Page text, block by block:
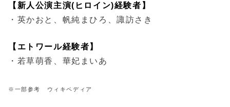
【新人公演主演(ヒロイン)経験者】
・英かおと、帆純まひろ、諏訪さき
【エトワール経験者】
・若草萌香、華妃まいあ
※一部参考 ウィキペディア